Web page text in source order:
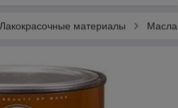
Лакокрасочные материалы